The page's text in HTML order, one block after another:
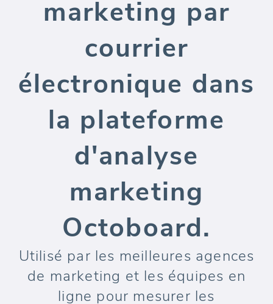
marketing par
courrier
électronique dans
la plateforme
d'analyse
marketing
Octoboard.
Utilisé par les meilleures agences
de marketing et les équipes en
ligne pour mesurer les